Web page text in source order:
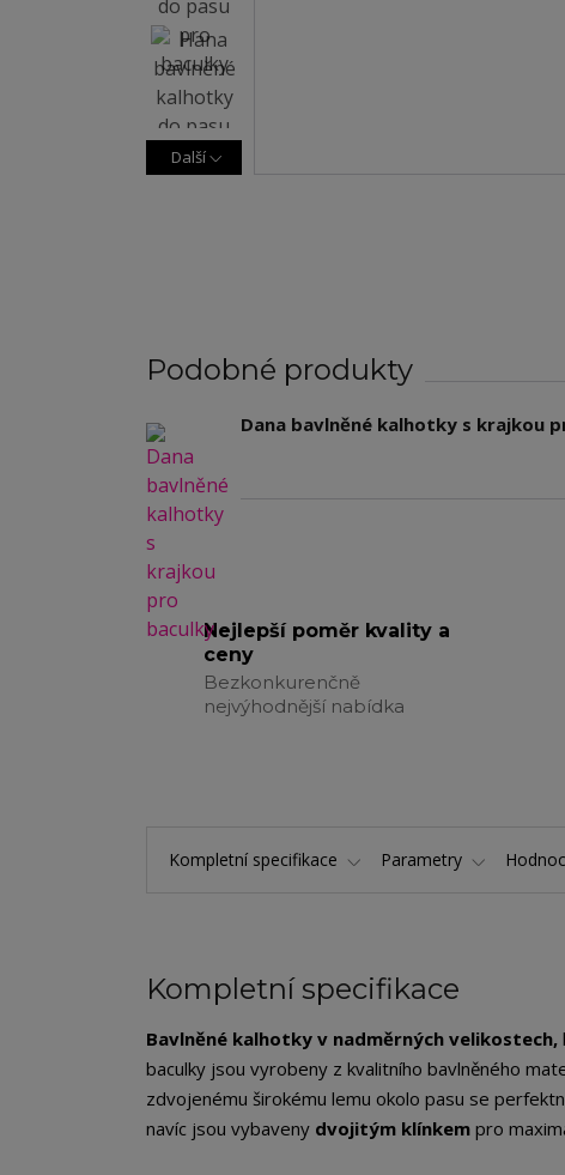
Další
Podobné produkty
Dana bavlněné kalhotky s krajkou
Nejlepší poměr kvality a
ceny
Bezkonkurenčně
nejvýhodnější nabídka
Kompletní specifikace Parametry
Kompletní specifikace
Bavlněné kalhotky v nadměrných velikostech,
baculky jsou vyrobeny z kvalitního bavlněného
zdvojenému širokému lemu okolo pasu se
navíc jsou vybaveny dvojitým klínkem pro